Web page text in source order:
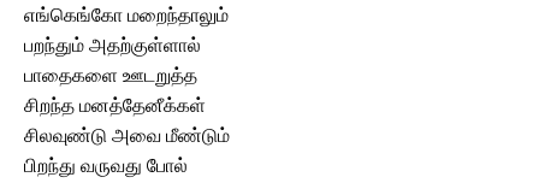
எங்கெங்கோ மறைந்தாலும்
பறந்தும் அதற்குள்ளால்
பாதைகளை ஊடறுத்த
சிறந்த மனத்தேனீக்கள்
சிலவுண்டு அவை மீண்டும்
பிறந்து வருவது போல்